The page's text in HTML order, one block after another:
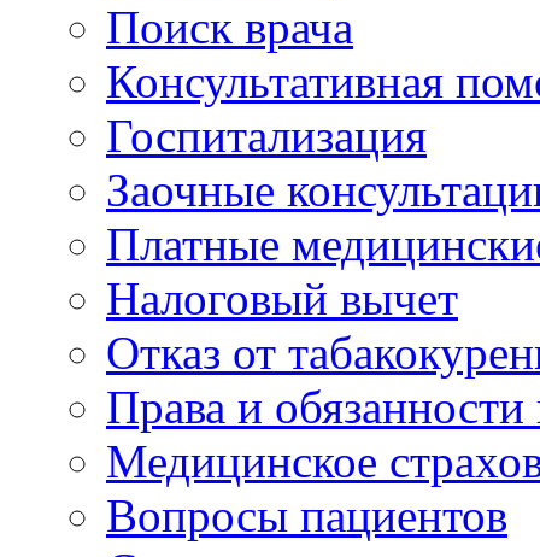
Поиск врача
Консультативная
Госпитализация
Заочные
Платные
Налоговый вычет
Отказ от
Права и
Медицинское
Вопросы пациентов